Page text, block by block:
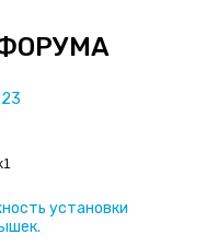
установки